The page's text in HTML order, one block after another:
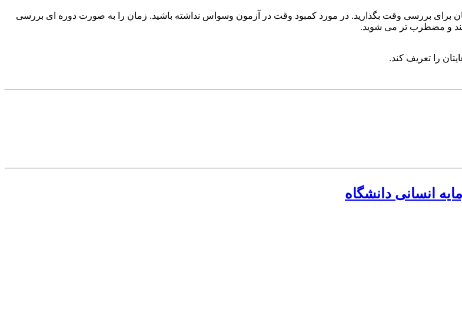
برای بررسی وقت بگذارید. در مورد کمبود وقت در آزمون وسواس نداشته باشید. زمان را به صورت دوره‌ ای بررسی
کند و مضطرب‌ تر می ‌شوید.
را تعریف کند.
انسانی دانشگاه